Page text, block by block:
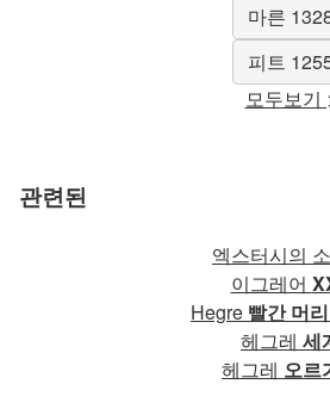
마른
피트
모두보기
관련된
엑스터시의
이그레어
Hegre 빨간 머
헤그레 세
헤그레 오르